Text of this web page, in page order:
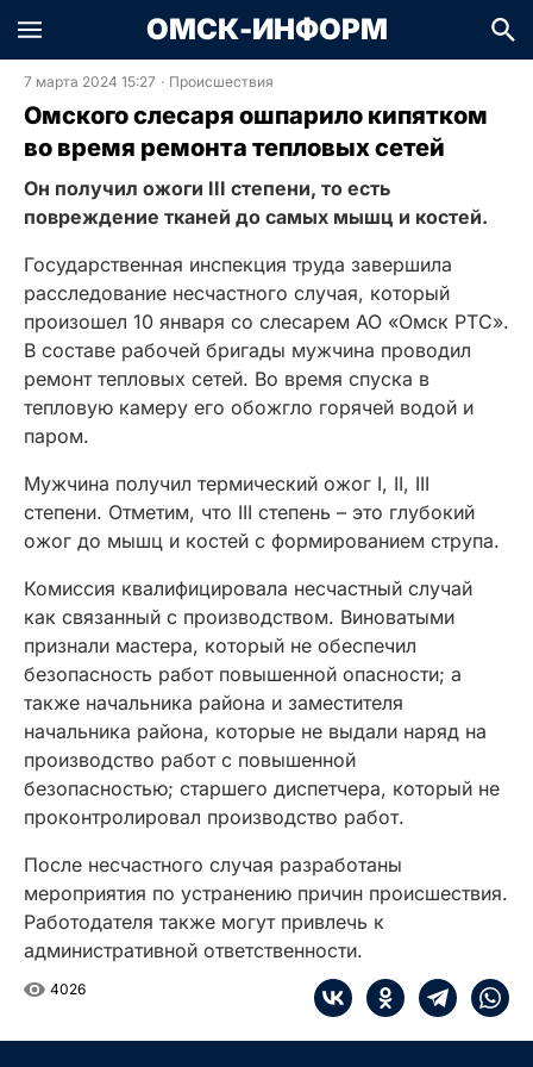
ОМСК-ИНФОРМ
7 марта 2024 15:27 · Происшествия
Омского слесаря ошпарило кипятком
во время ремонта тепловых сетей
Он получил ожоги III степени, то есть
повреждение тканей до самых мышц и костей.
Государственная инспекция труда завершила
расследование несчастного случая, который
произошел 10 января со слесарем АО «Омск РТС».
В составе рабочей бригады мужчина проводил
ремонт тепловых сетей. Во время спуска в
тепловую камеру его обожгло горячей водой и
паром.
Мужчина получил термический ожог I, II, III
степени. Отметим, что III степень – это глубокий
ожог до мышц и костей с формированием струпа.
Комиссия квалифицировала несчастный случай
как связанный с производством. Виноватыми
признали мастера, который не обеспечил
безопасность работ повышенной опасности; а
также начальника района и заместителя
начальника района, которые не выдали наряд на
производство работ с повышенной
безопасностью; старшего диспетчера, который не
проконтролировал производство работ.
После несчастного случая разработаны
мероприятия по устранению причин происшествия.
Работодателя также могут привлечь к
административной ответственности.
4026